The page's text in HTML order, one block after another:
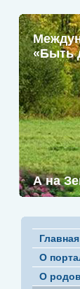
«Быть
А на
Главная
О
О